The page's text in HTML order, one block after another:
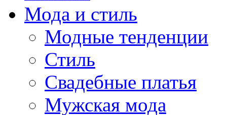
Мода и стиль
Модные тенденции
Стиль
Свадебные платья
Мужская мода